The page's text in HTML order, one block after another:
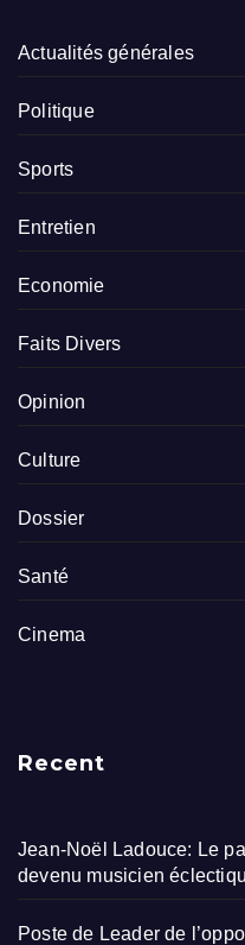
Actualités générales
Politique
Sports
Entretien
Economie
Faits Divers
Opinion
Culture
Dossier
Santé
Cinema
Recent
Jean-Noël Ladouce: Le
devenu musicien
Poste de Leader de